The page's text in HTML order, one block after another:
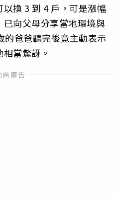
換 3 到 4 戶，可是漲幅
向父母分享當地環境與
的爸爸聽完後竟主動表示
當驚訝。